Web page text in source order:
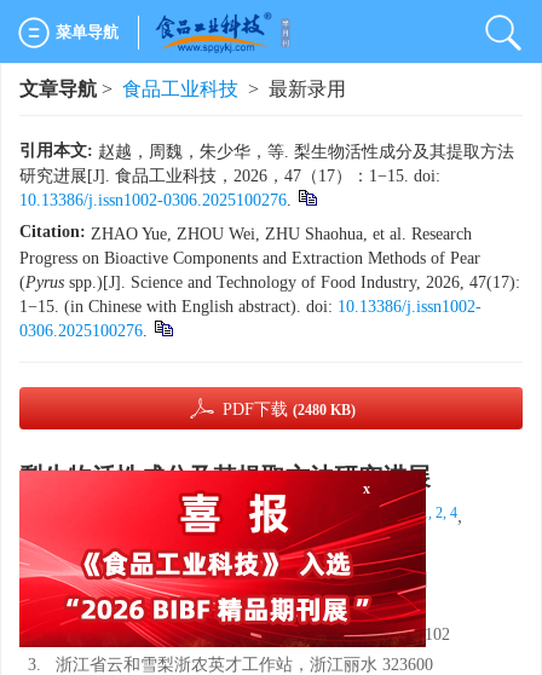
菜单导航
文章导航 > 食品工业科技 > 最新录用
引用本文: 赵越，周魏，朱少华，等. 梨生物活性成分及其提取方法
研究进展[J]. 食品工业科技，2026，47（17）：1−15. doi:
10.13386/j.issn1002-0306.2025100276.
Citation: ZHAO Yue, ZHOU Wei, ZHU Shaohua, et al. Research
Progress on Bioactive Components and Extraction Methods of Pear
(Pyrus spp.)[J]. Science and Technology of Food Industry, 2026, 47(17):
1−15. (in Chinese with English abstract). doi: 10.13386/j.issn1002-
0306.2025100276.
PDF下载 (2480 KB)
梨生物活性成分及其提取方法研究进展
周魏1, 朱少华 3, 5 , 潘海波1, 2, 4,
王文骏
1, 2, 3, 4 , 刘东红1, 2, 4
1.
浙江大学生物系统工程与食品科学学院，浙江杭州
310012
2.
浙江大学长三角智慧绿洲创新中心，浙江嘉兴 314102
3.
浙江省云和雪梨浙农英才工作站，浙江丽水 323600
x